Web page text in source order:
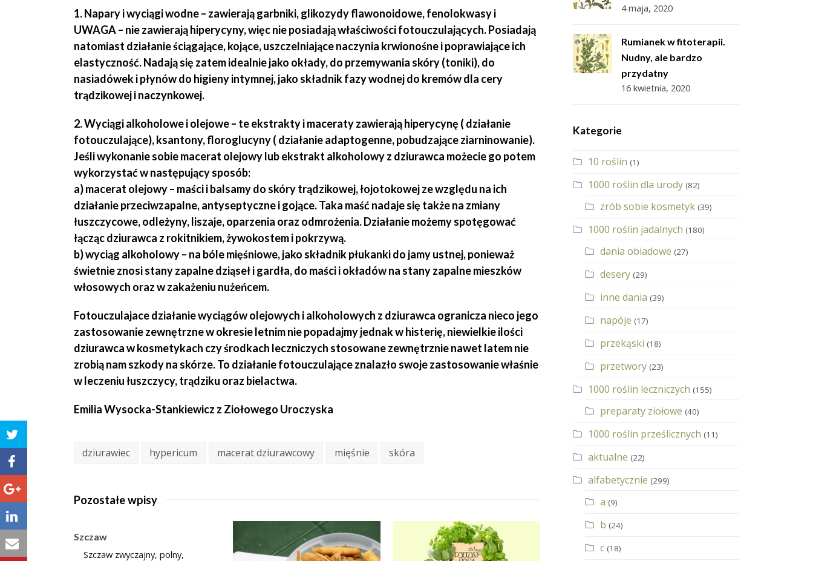
1. Napary i wyciągi wodne – zawierają garbniki, glikozydy flawonoidowe, fenolokwasy i
UWAGA – nie zawierają hiperycyny, więc nie posiadają właściwości fotouczulających. Posiadają
natomiast działanie ściągające, kojące, uszczelniające naczynia krwionośne i poprawiające ich
elastyczność. Nadają się zatem idealnie jako okłady, do przemywania skóry (toniki), do
nasiadówek i płynów do higieny intymnej, jako składnik fazy wodnej do kremów dla cery
trądzikowej i naczynkowej.
2. Wyciągi alkoholowe i olejowe – te ekstrakty i maceraty zawierają hiperycynę ( działanie
fotouczulające), ksantony, floroglucyny ( działanie adaptogenne, pobudzające ziarninowanie).
Jeśli wykonanie sobie macerat olejowy lub ekstrakt alkoholowy z dziurawca możecie go potem
wykorzystać w następujący sposób:
a) macerat olejowy – maści i balsamy do skóry trądzikowej, łojotokowej ze względu na ich
działanie przeciwzapalne, antyseptyczne i gojące. Taka maść nadaje się także na zmiany
łuszczycowe, odleżyny, liszaje, oparzenia oraz odmrożenia. Działanie możemy spotęgować
łącząc dziurawca z rokitnikiem, żywokostem i pokrzywą.
b) wyciąg alkoholowy – na bóle mięśniowe, jako składnik płukanki do jamy ustnej, ponieważ
świetnie znosi stany zapalne dziąseł i gardła, do maści i okładów na stany zapalne mieszków
włosowych oraz w zakażeniu nużeńcem.
Fotouczulajace działanie wyciągów olejowych i alkoholowych z dziurawca ogranicza nieco jego
zastosowanie zewnętrzne w okresie letnim nie popadajmy jednak w histerię, niewielkie ilości
dziurawca w kosmetykach czy środkach leczniczych stosowane zewnętrznie nawet latem nie
zrobią nam szkody na skórze. To działanie fotouczulające znalazło swoje zastosowanie właśnie
w leczeniu łuszczycy, trądziku oraz bielactwa.
Emilia Wysocka-Stankiewicz z Ziołowego Uroczyska
dziurawiec hypericum macerat dziurawcowy mięśnie skóra
Pozostałe wpisy
Szczaw
Szczaw zwyczajny, polny,
4 maja, 2020
Rumianek w fitoterapii.
Nudny, ale bardzo
przydatny
16 kwietnia, 2020
Kategorie
10 roślin (1)
1000 roślin dla urody (82)
zrób sobie kosmetyk (39)
1000 roślin jadalnych (180)
dania obiadowe (27)
desery (29)
inne dania (39)
napóje (17)
przekąski (18)
przetwory (23)
1000 roślin leczniczych (155)
preparaty ziołowe (40)
1000 roślin prześlicznych (11)
aktualne (22)
alfabetycznie (299)
a (9)
b (24)
c (18)